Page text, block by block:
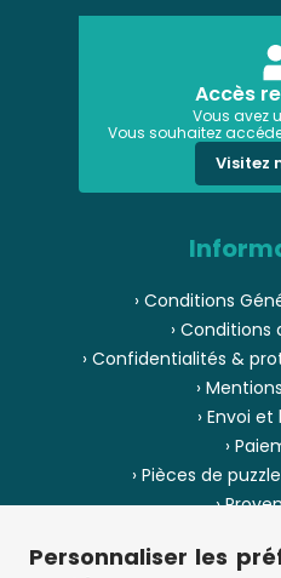
Accès
Vous avez
Vous souhaitez
Visitez
› Conditions
› Conditions
› Confidentialités &
›
› Envoi
›
› Pièces de
›
› Plan
Personnaliser les